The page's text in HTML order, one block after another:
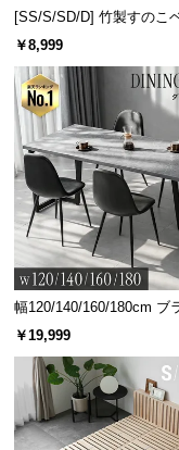
[SS/S/SD/D] 竹製すのこ
￥8,999
幅120/140/160/180cm ブ
レーム ダイニング 大理石
￥19,999